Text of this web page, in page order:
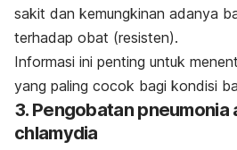
sakit dan kemungkinan adanya
terhadap obat (resisten).
Informasi ini penting untuk
yang paling cocok bagi kondisi
3. Pengobatan pneumonia
chlamydia